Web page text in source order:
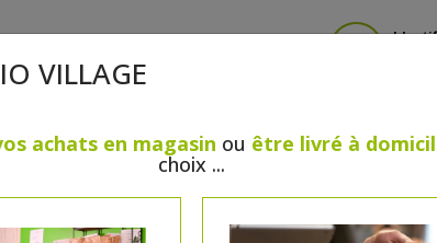
BOULANGERIE / PÂTISSERIE SANS GLUTEN, SANS
VILLAGE
achats en magasin ou être livré à
choix ...